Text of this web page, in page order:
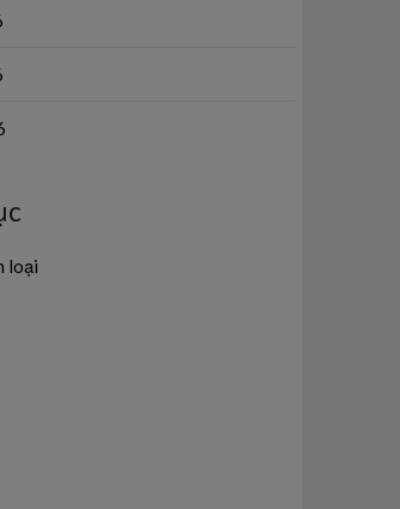
loại